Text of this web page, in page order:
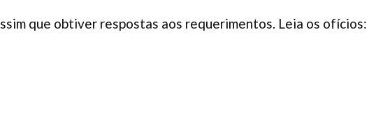
que obtiver respostas aos requerimentos. Leia os ofícios: